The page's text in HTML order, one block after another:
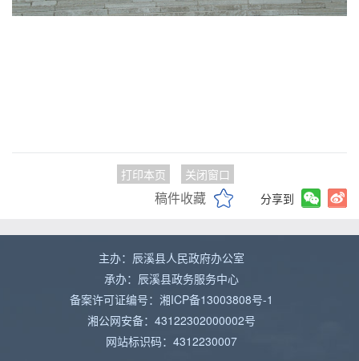
打印本页 关闭窗口
稿件收藏 分享到
主办：辰溪县人民政府办公室
承办：辰溪县政务服务中心
备案许可证编号：湘ICP备13003808号-1
湘公网安备：43122302000002号
网站标识码：4312230007